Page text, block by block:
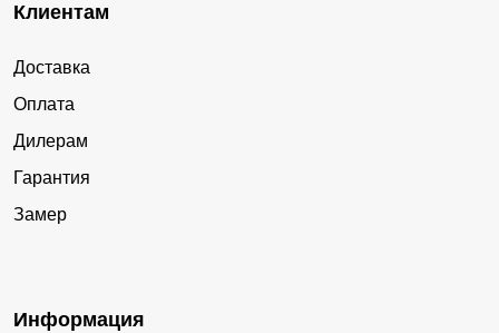
Клиентам
Доставка
Оплата
Дилерам
Гарантия
Замер
Информация